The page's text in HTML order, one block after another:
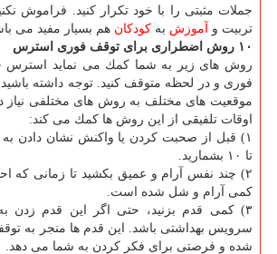
جملات مثبتی را با خود تكرار كنید. فراموش
تربیت و
آموزش به كودكان هم بسیار مفید می
۱۰ روش اضطراری برای توقف فوری استرس
روش های زیر به شما كمك می نماید
فوری و در لحظه متوقف كنید. توجه داشته باشید
موقعیت های مختلف به روش های مختلفی نیاز
اوقات تلفیقی از این روش ها كمك می كند:
۱) قبل از صحبت كردن یا واكنش نشان دادن
تا ۱۰ بشمارید.
۲) چند نفس آرام و عمیق بكشید تا زمانی كه
كمی آرام و شل شده است.
۳) كمی قدم بزنید، حتی اگر این قدم زدن
سرویس بهداشتی باشد. این قدم ها منجر به
شده و فرصتی برای فكر كردن به شما می دهد.